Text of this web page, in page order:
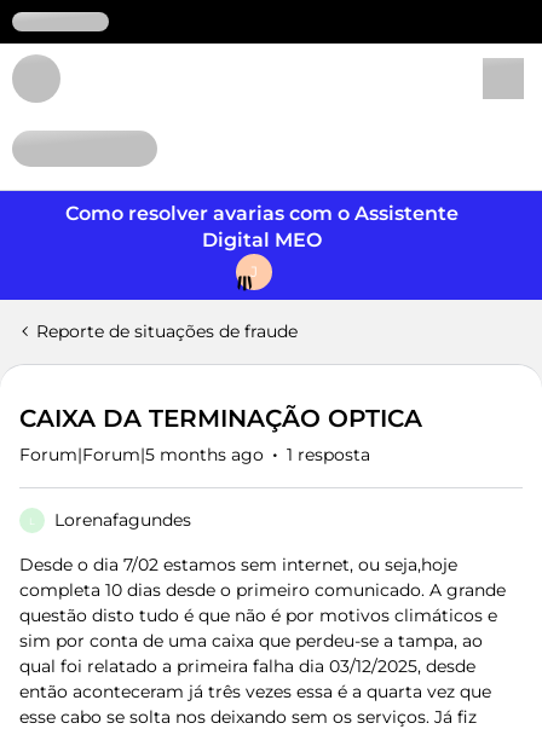
Como resolver avarias com o Assistente
Digital MEO
J
Reporte de situações de fraude
CAIXA DA TERMINAÇÃO OPTICA
Forum|Forum|5 months ago 1 resposta
Lorenafagundes
Desde o dia 7/02 estamos sem internet, ou seja,hoje
completa 10 dias desde o primeiro comunicado. A grande
questão disto tudo é que não é por motivos climáticos e
sim por conta de uma caixa que perdeu-se a tampa, ao
qual foi relatado a primeira falha dia 03/12/2025, desde
então aconteceram já três vezes essa é a quarta vez que
esse cabo se solta nos deixando sem os serviços. Já fiz